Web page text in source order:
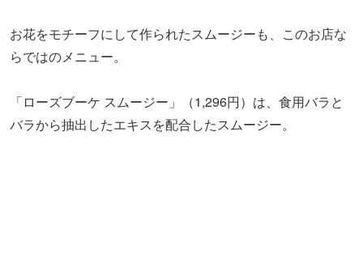
お花をモチーフにして作られたスムージーも、このお店な
らではのメニュー。
「ローズブーケ スムージー」（1,296円）は、食用バラと
バラから抽出したエキスを配合したスムージー。